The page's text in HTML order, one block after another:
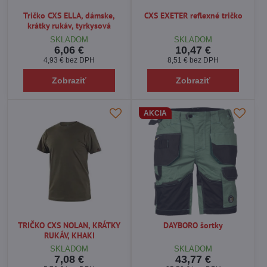
Ochranné rukavice pre maximálnu bezpečnosť
Ruky patria medzi najviac ohrozené časti tela pri manuálnej práci,
preto sú kvalitné
pracovné rukavice
nevyhnutnou súčasťou výbavy
každého majstra i zamestnanca.
Dostupné druhy ochranných rukavíc:
proti mechanickému poškodeniu,
porezaniu alebo oderu.
Tepelne odolné, zváračské a chemicky odolné modely.
Špeciálne rukavice pre zváračov, elektrikárov a pracovníkov v
ťažkom priemysle.
Tričko CXS ELLA, dámske,
krátky rukáv, tyrkysová
SKLADOM
6,06 €
4,93 € bez DPH
Zobraziť
CXS EXETER reflexné tričko
SKLADOM
10,47 €
8,51 € bez DPH
Zobraziť
TRIČKO CXS NOLAN, KRÁTKY
RUKÁV, KHAKI
SKLADOM
7,08 €
AKCIA
DAYBORO šortky
SKLADOM
43,77 €